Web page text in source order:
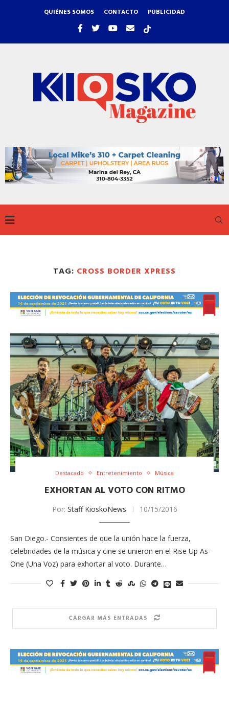
QUIÉNES SOMOS CONTACTO PUBLICIDAD
TAG: CROSS BORDER XPRESS
Destacado Entretenimiento Música
EXHORTAN AL VOTO CON RITMO
Por: Staff KioskoNews 10/15/2016
San Diego.- Consientes de que la unión hace la fuerza,
celebridades de la música y cine se unieron en el Rise Up As-
One (Una Voz) para exhortar al voto. Durante…
CARGAR MÁS ENTRADAS